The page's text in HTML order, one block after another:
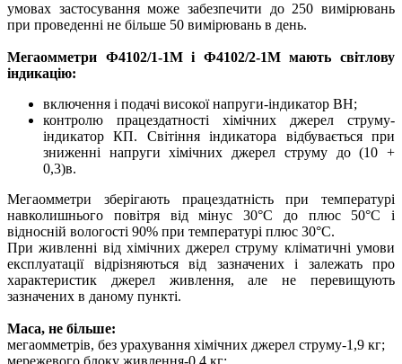
умовах застосування може забезпечити до 250 вимірювань
при проведенні не більше 50 вимірювань в день.
Мегаомметри Ф4102/1-1М і Ф4102/2-1М мають світлову
індикацію:
включення і подачі високої напруги-індикатор ВН;
контролю працездатності хімічних джерел струму-
індикатор КП. Світіння індикатора відбувається при
зниженні напруги хімічних джерел струму до (10 +
0,3)в.
Мегаомметри зберігають працездатність при температурі
навколишнього повітря від мінус 30°С до плюс 50°С і
відносній вологості 90% при температурі плюс 30°С.
При живленні від хімічних джерел струму кліматичні умови
експлуатації відрізняються від зазначених і залежать про
характеристик джерел живлення, але не перевищують
зазначених в даному пункті.
Маса, не більше:
мегаомметрів, без урахування хімічних джерел струму-1,9 кг;
мережевого блоку живлення-0,4 кг;